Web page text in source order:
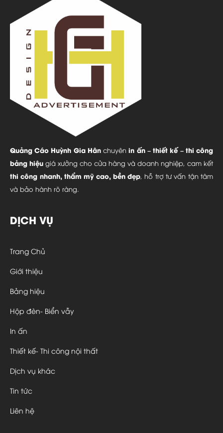
Quảng Cáo Huỳnh Gia Hânchuyênin ấn – thiết kế – thi công
bảng hiệu giá xưởng cho cửa hàng và doanh nghiệp, cam kết
thi công nhanh, thẩm mỹ cao, bền đẹp, hỗ trợ tư vấn tận tâm
và bảo hành rõ ràng.
DỊCH VỤ
Trang Chủ
Giới thiệu
Bảng hiệu
Hộp đèn- Biển vẫy
In ấn
Thiết kế- Thi công nội thất
Dịch vụ khác
Tin tức
Liên hệ